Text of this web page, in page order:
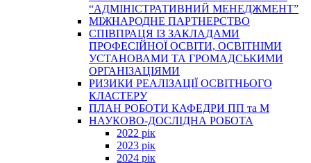
“АДМІНІСТРАТИВНИЙ МЕНЕДЖМЕНТ”
МІЖНАРОДНЕ ПАРТНЕРСТВО
СПІВПРАЦЯ ІЗ ЗАКЛАДАМИ
ПРОФЕСІЙНОЇ ОСВІТИ, ОСВІТНІМИ
УСТАНОВАМИ ТА ГРОМАДСЬКИМИ
ОРГАНІЗАЦІЯМИ
РИЗИКИ РЕАЛІЗАЦІЇ ОСВІТНЬОГО
КЛАСТЕРУ
ПЛАН РОБОТИ КАФЕДРИ ПП та М
НАУКОВО-ДОСЛІДНА РОБОТА
2022 рік
2023 рік
2024 рік